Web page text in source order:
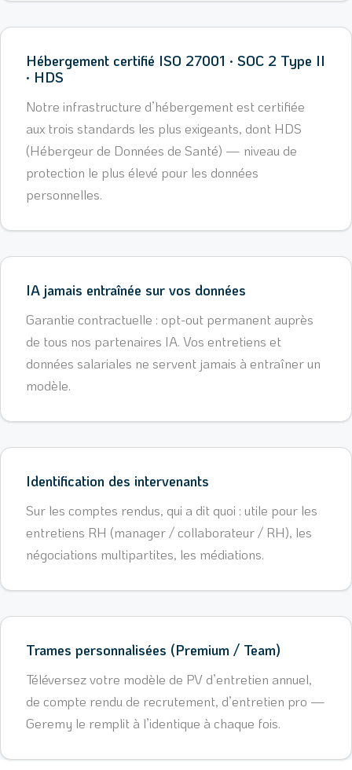
Hébergement certifié ISO 27001 · SOC 2 Type II
· HDS
Notre infrastructure d’hébergement est certifiée
aux trois standards les plus exigeants, dont HDS
(Hébergeur de Données de Santé) — niveau de
protection le plus élevé pour les données
personnelles.
IA jamais entraînée sur vos données
Garantie contractuelle : opt-out permanent auprès
de tous nos partenaires IA. Vos entretiens et
données salariales ne servent jamais à entraîner un
modèle.
Identification des intervenants
Sur les comptes rendus, qui a dit quoi : utile pour les
entretiens RH (manager / collaborateur / RH), les
négociations multipartites, les médiations.
Trames personnalisées (Premium / Team)
Téléversez votre modèle de PV d’entretien annuel,
de compte rendu de recrutement, d’entretien pro —
Geremy le remplit à l’identique à chaque fois.